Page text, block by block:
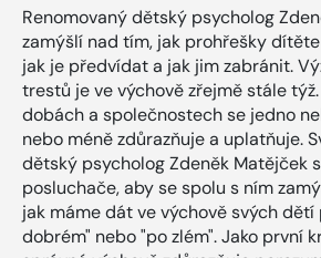
Renomovaný dětský psycholog
zamýšlí nad tím, jak prohřešky
jak je předvídat a jak jim zabránit.
trestů je ve výchově zřejmě stále
dobách a společnostech se jedno
nebo méně zdůrazňuje a uplatňuje.
dětský psycholog Zdeněk Matějček
posluchače, aby se spolu s ním
jak máme dát ve výchově svých
dobrém" nebo "po zlém". Jako první